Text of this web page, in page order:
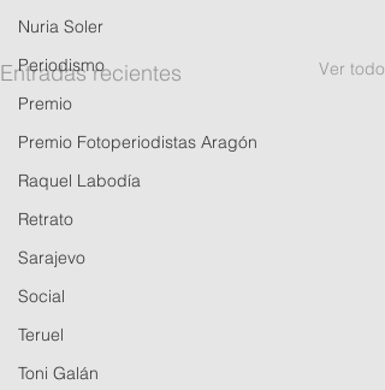
Nuria Soler
Periodismo
Premio
Premio Fotoperiodistas Aragón
Raquel Labodía
Retrato
Sarajevo
Social
Teruel
Toni Galán
Entradas recientes Ver todo